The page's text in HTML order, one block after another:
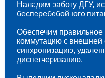
Наладим работу ДГУ,
бесперебебойного
Обеспечим правильное
коммутацию с внешней
синхронизацию,
диспетчеризацию.